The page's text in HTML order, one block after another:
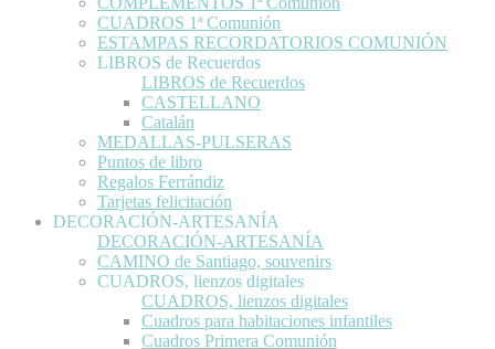
CUADROS 1ª Comunión
ESTAMPAS RECORDATORIOS COMUNIÓN
LIBROS de Recuerdos
LIBROS de Recuerdos
CASTELLANO
Catalán
MEDALLAS-PULSERAS
Puntos de libro
Regalos Ferrándiz
Tarjetas felicitación
DECORACIÓN-ARTESANÍA
DECORACIÓN-ARTESANÍA
CAMINO de Santiago, souvenirs
CUADROS, lienzos digitales
CUADROS, lienzos digitales
Cuadros para habitaciones infantiles
Cuadros Primera Comunión